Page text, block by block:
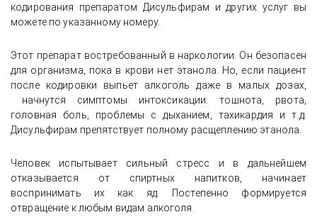
кодирования препаратом Дисульфирам и других услуг вы
можете по указанному номеру.
Этот препарат востребованный в наркологии. Он безопасен
для организма, пока в крови нет этанола. Но, если пациент
после кодировки выпьет алкоголь даже в малых дозах,
начнутся симптомы интоксикации: тошнота, рвота,
головная боль, проблемы с дыханием, тахикардия и т.д.
Дисульфирам препятствует полному расщеплению этанола.
Человек испытывает сильный стресс и в дальнейшем
отказывается от спиртных напитков, начинает
воспринимать их как яд. Постепенно формируется
отвращение к любым видам алкоголя.